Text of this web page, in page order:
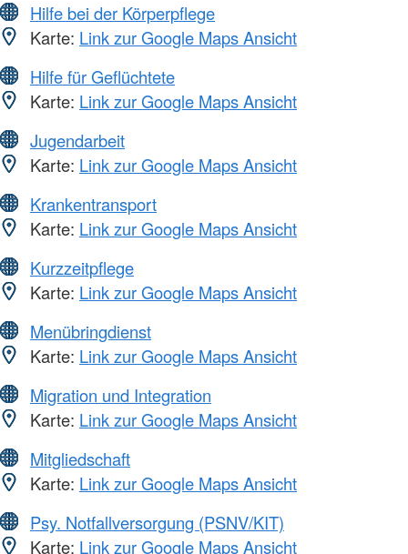
Hilfe bei der Körperpflege
Karte: Link zur Google Maps Ansicht
Hilfe für Geflüchtete
Karte: Link zur Google Maps Ansicht
Jugendarbeit
Karte: Link zur Google Maps Ansicht
Krankentransport
Karte: Link zur Google Maps Ansicht
Kurzzeitpflege
Karte: Link zur Google Maps Ansicht
Menübringdienst
Karte: Link zur Google Maps Ansicht
Migration und Integration
Karte: Link zur Google Maps Ansicht
Mitgliedschaft
Karte: Link zur Google Maps Ansicht
Psy. Notfallversorgung (PSNV/KIT)
Karte: Link zur Google Maps Ansicht